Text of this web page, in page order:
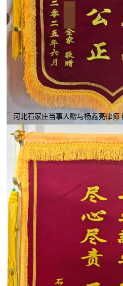
河北石家庄当事人赠与杨鑫亮律师